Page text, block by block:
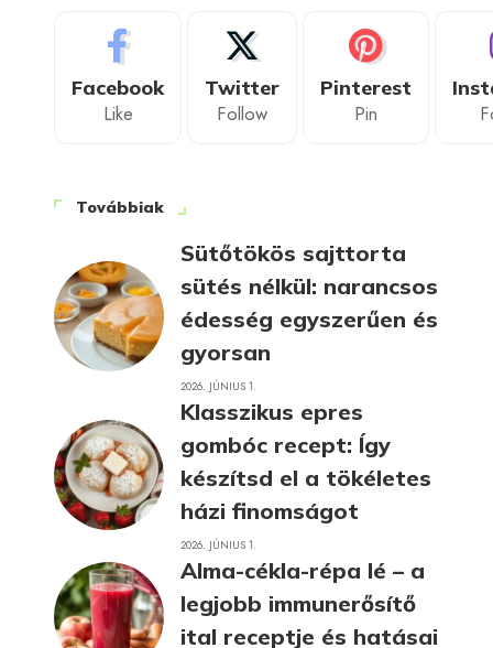
Facebook
Like
Twitter
Follow
Pinterest
Pin
Továbbiak
Sütőtökös sajttorta
sütés nélkül: narancsos
édesség egyszerűen és
gyorsan
2026. JÚNIUS 1.
Klasszikus epres
gombóc recept: Így
készítsd el a tökéletes
házi finomságot
2026. JÚNIUS 1.
Alma-cékla-répa lé – a
legjobb immunerősítő
ital receptje és hatásai